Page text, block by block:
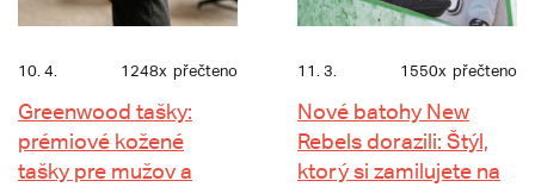
10. 4. 1248x přečteno
Greenwood tašky:
prémiové kožené
tašky pre mužov a
11. 3. 1550x přečteno
Nové batohy New
Rebels dorazili: Štýl,
ktorý si zamilujete na